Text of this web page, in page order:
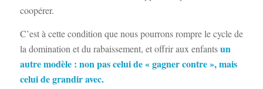
coopérer.
C’est à cette condition que nous pourrons rompre le cycle de
la domination et du rabaissement, et offrir aux enfantsun
autre modèle : non pas celui de « gagner contre », mais
celui de grandir avec.